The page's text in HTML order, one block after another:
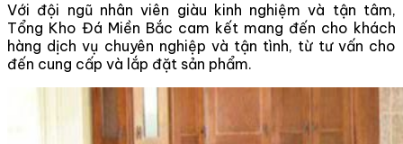
Với đội ngũ nhân viên giàu kinh nghiệm và tận tâm,
Tổng Kho Đá Miền Bắc cam kết mang đến cho khách
hàng dịch vụ chuyên nghiệp và tận tình, từ tư vấn cho
đến cung cấp và lắp đặt sản phẩm.